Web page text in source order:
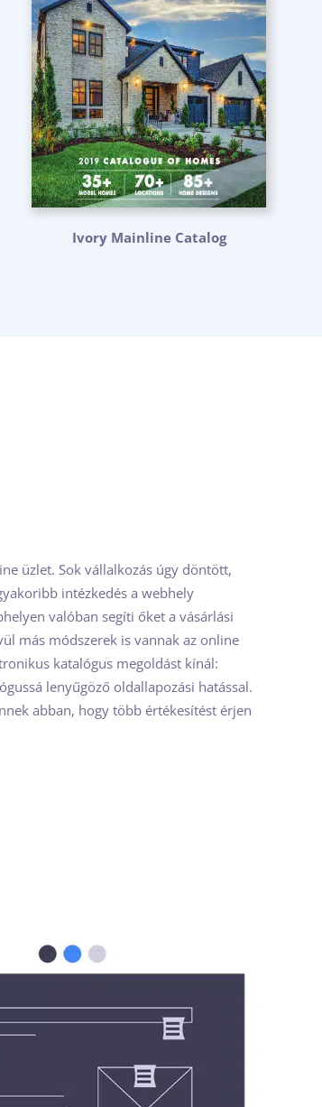
Ivory Mainline Catalog
üzlet. Sok vállalkozás úgy döntött,
intézkedés a webhely
valóban segíti őket a vásárlási
más módszerek is vannak az online
katalógus megoldást kínál:
lenyűgöző oldallapozási hatással.
abban, hogy több értékesítést érjen